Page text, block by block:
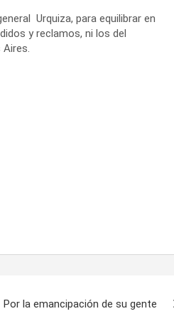
Urquiza, para equilibrar en
y reclamos, ni los del
Por la emancipación de su gente